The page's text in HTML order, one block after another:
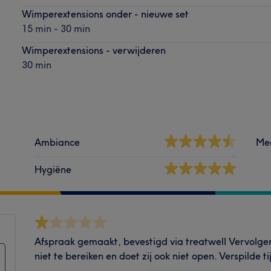
Wimperextensions onder - nieuwe set
15 min - 30 min
Wimperextensions - verwijderen
30 min
Ambiance
Hygiëne
Afspraak gemaakt, bevestigd via treatwell
niet te bereiken en doet zij ook niet open. Verspilde